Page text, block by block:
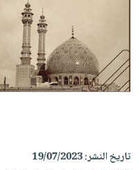
أكاديمية
صندوق
القراءة
حدود
أسئلة
iKitab
تحميل
masmu3
تحميل
الأكثر
مبيعاً
إختياراتنا
القراءة
الصحة
والعناية
الشخصية
أجهزةالمطبخ
تاريخ النشر:19/07/2023